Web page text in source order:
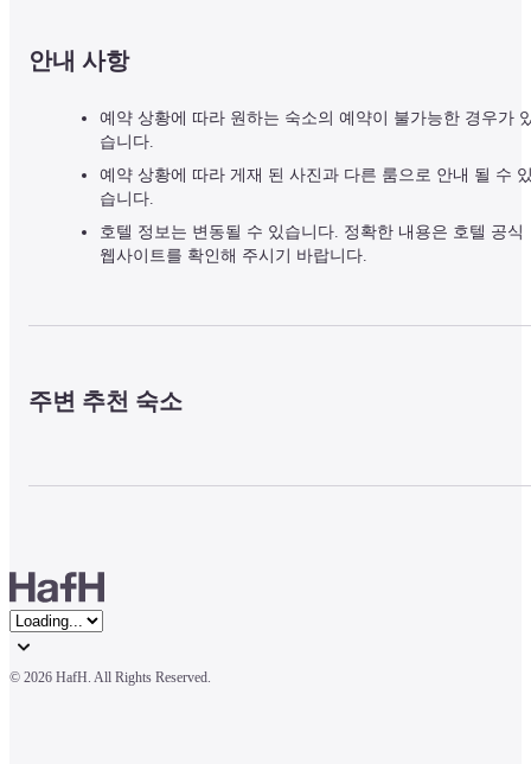
안내 사항
예약 상황에 따라 원하는 숙소의 예약이 불가능한 경우가
습니다.
예약 상황에 따라 게재 된 사진과 다른 룸으로 안내 될 수
습니다.
호텔 정보는 변동될 수 있습니다. 정확한 내용은 호텔 공식
웹사이트를 확인해 주시기 바랍니다.
주변 추천 숙소
© 2026 HafH. All Rights Reserved.